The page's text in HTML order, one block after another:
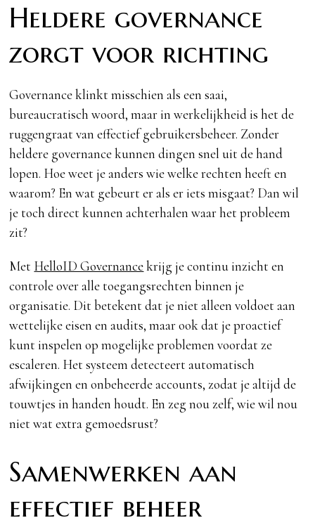
Heldere governance
zorgt voor richting
Governance klinkt misschien als een saai,
bureaucratisch woord, maar in werkelijkheid is het de
ruggengraat van effectief gebruikersbeheer. Zonder
heldere governance kunnen dingen snel uit de hand
lopen. Hoe weet je anders wie welke rechten heeft en
waarom? En wat gebeurt er als er iets misgaat? Dan wil
je toch direct kunnen achterhalen waar het probleem
zit?
Met HelloID Governancekrijg je continu inzicht en
controle over alle toegangsrechten binnen je
organisatie. Dit betekent dat je niet alleen voldoet aan
wettelijke eisen en audits, maar ook dat je proactief
kunt inspelen op mogelijke problemen voordat ze
escaleren. Het systeem detecteert automatisch
afwijkingen en onbeheerde accounts, zodat je altijd de
touwtjes in handen houdt. En zeg nou zelf, wie wil nou
niet wat extra gemoedsrust?
Samenwerken aan
effectief beheer